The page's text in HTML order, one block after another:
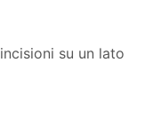
su un lato